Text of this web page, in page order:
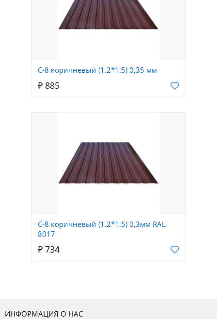
С-8 коричневый (1.2*1.5) 0,35 мм
₽ 885
С-8 коричневый (1.2*1.5) 0,3мм RAL
8017
₽ 734
ИНФОРМАЦИЯ О НАС